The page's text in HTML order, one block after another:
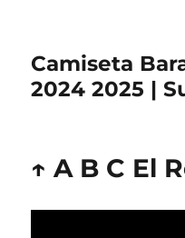
Camiseta
2024 2025 |
↑ A B C El